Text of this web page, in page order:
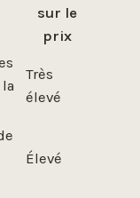
sur le
prix
Très
élevé
Élevé